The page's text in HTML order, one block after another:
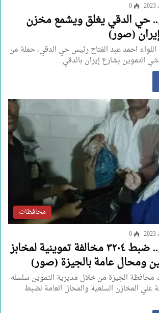
0
حي الدقي يغلق ويشمع مخزن
(صور)
احمد عبد الفتاح رئيس حي الدقي، حملة من
التموين بشارع إيران بالدقي…
محافظات
0
في ضربة كبري.. ضبط ٣٢٠٤ مخالفة تموينية لمخابز
ومحال عامة بالجيزة (صور)
الجيزة من خلال مديرية التموين سلسله
علي المخازن السلعية والمحال العامة لضبط